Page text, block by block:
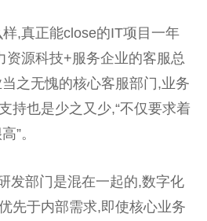
样,真正能close的IT项目一年
资源科技+服务企业的客服总
之无愧的核心客服部门,业务
持也是少之又少,“不仅要求着
”。
发部门是混在一起的,数字化
先于内部需求,即使核心业务